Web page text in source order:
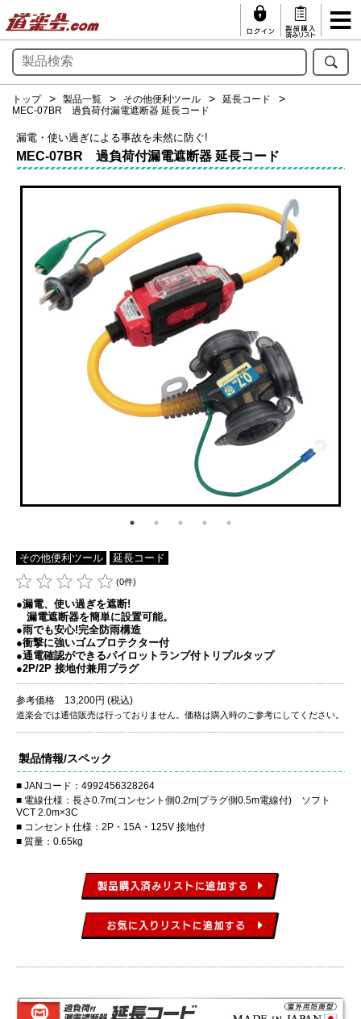
トップ 製品一覧 その他便利ツール
延長コード
MEC-07BR 過負荷付漏電遮断器 延長コード
漏電・使い過ぎによる事故を未然に防ぐ!
MEC-07BR 過負荷付漏電遮断器 延長コード
その他便利ツール 延長コード
(0件)
●漏電、使い過ぎを遮断!
漏電遮断器を簡単に設置可能。
●雨でも安心!完全防雨構造
●衝撃に強いゴムプロテクター付
●通電確認ができるパイロットランプ付トリプルタップ
●2P/2P 接地付兼用プラグ
参考価格 13,200円 (税込)
道楽会では通信販売は行っておりません。価格は購入時のご参考にしてください。
製品情報/スペック
JANコード：4992456328264
電線仕様：長さ0.7m(コンセント側0.2m|プラグ側0.5m電線付) ソフト
VCT 2.0m×3C
コンセント仕様：2P・15A・125V 接地付
質量：0.65kg